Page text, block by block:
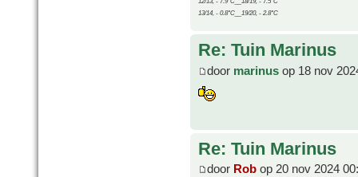
13/14, - 0.8°C__19/20, - 2.8°C
Re: Tuin Marinus
door marinus op 18 nov
Re: Tuin Marinus
door Rob op 20 nov 2024